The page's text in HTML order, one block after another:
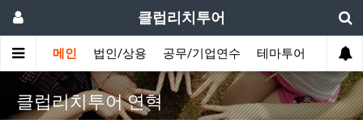
클럽리치투어
메인 법인/상용 공무/기업연수 테마투어 데이투
클럽리치투어 연혁